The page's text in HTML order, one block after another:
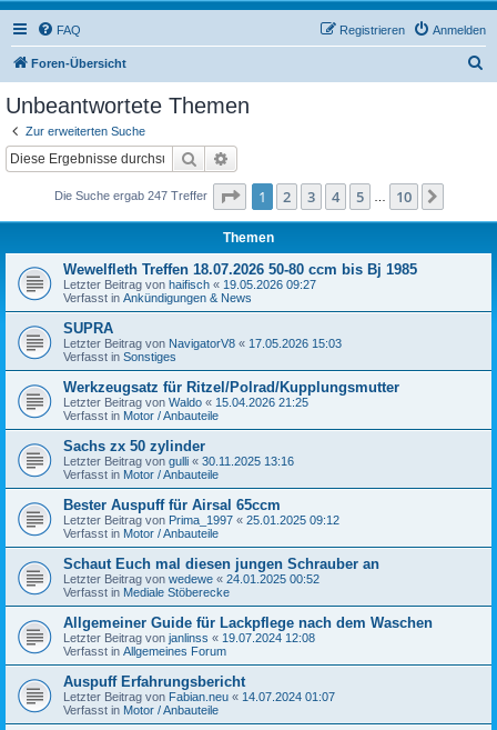
FAQ Anmelden
Registrieren
Foren-Übersicht
Unbeantwortete Themen
Zur erweiterten Suche
Suche
Die Suche ergab 247 Treffer Seite 1von 10
1 2 3 4 5 10
Themen
Wewelfleth Treffen 18.07.2026 50-80 ccm bis Bj 1985
Letzter Beitrag von haifisch « 19.05.2026 09:27
Verfasst in Ankündigungen & News
SUPRA
Letzter Beitrag von NavigatorV8 « 17.05.2026 15:03
Verfasst in Sonstiges
Werkzeugsatz für Ritzel/Polrad/Kupplungsmutter
Letzter Beitrag von Waldo « 15.04.2026 21:25
Verfasst in Motor / Anbauteile
Sachs zx 50 zylinder
Letzter Beitrag von gulli « 30.11.2025 13:16
Verfasst in Motor / Anbauteile
Bester Auspuff für Airsal 65ccm
Letzter Beitrag von Prima_1997 « 25.01.2025 09:12
Verfasst in Motor / Anbauteile
Schaut Euch mal diesen jungen Schrauber an
Letzter Beitrag von wedewe « 24.01.2025 00:52
Verfasst in Mediale Stöberecke
Allgemeiner Guide für Lackpflege nach dem Waschen
Letzter Beitrag von janlinss « 19.07.2024 12:08
Verfasst in Allgemeines Forum
Auspuff Erfahrungsbericht
Letzter Beitrag von Fabian.neu « 14.07.2024 01:07
Verfasst in Motor / Anbauteile